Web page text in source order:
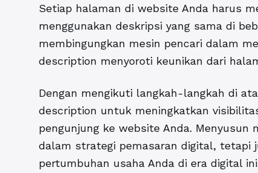
Setiap halaman di website Anda harus
menggunakan deskripsi yang sama di
membingungkan mesin pencari dalam
description menyoroti keunikan dari
Dengan mengikuti langkah-langkah di
description untuk meningkatkan
pengunjung ke website Anda.
dalam strategi pemasaran digital, tetapi
pertumbuhan usaha Anda di era digital